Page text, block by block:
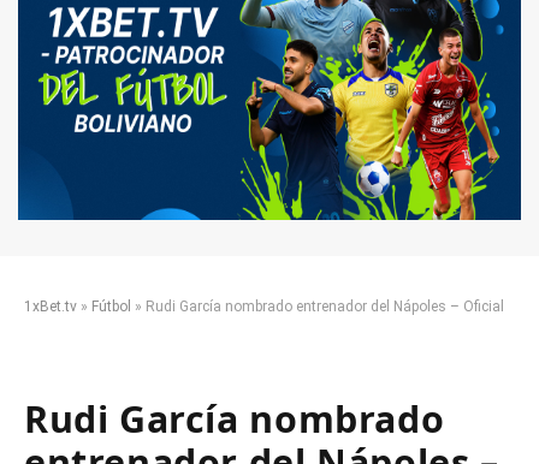
1xBet.tv » Fútbol » Rudi García nombrado entrenador del Nápoles – Oficial
Rudi García nombrado